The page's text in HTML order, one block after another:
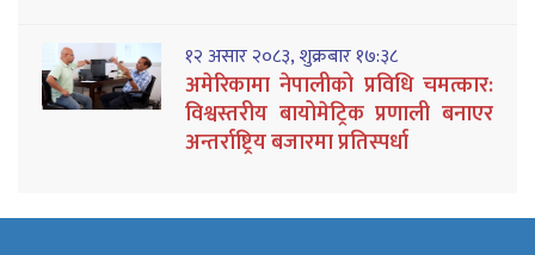
१२ असार २०८३, शुक्रबार १७:३८
अमेरिकामा नेपालीको प्रविधि चमत्कार:
विश्वस्तरीय बायोमेट्रिक प्रणाली बनाएर
अन्तर्राष्ट्रिय बजारमा प्रतिस्पर्धा